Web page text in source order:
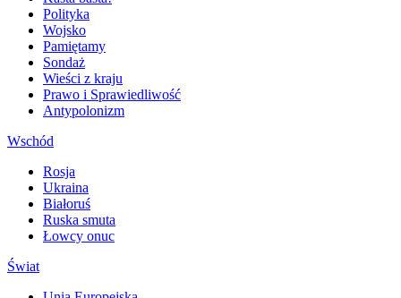
Polityka
Wojsko
Pamiętamy
Sondaż
Wieści z kraju
Prawo i Sprawiedliwość
Antypolonizm
Wschód
Rosja
Ukraina
Białoruś
Ruska smuta
Łowcy onuc
Świat